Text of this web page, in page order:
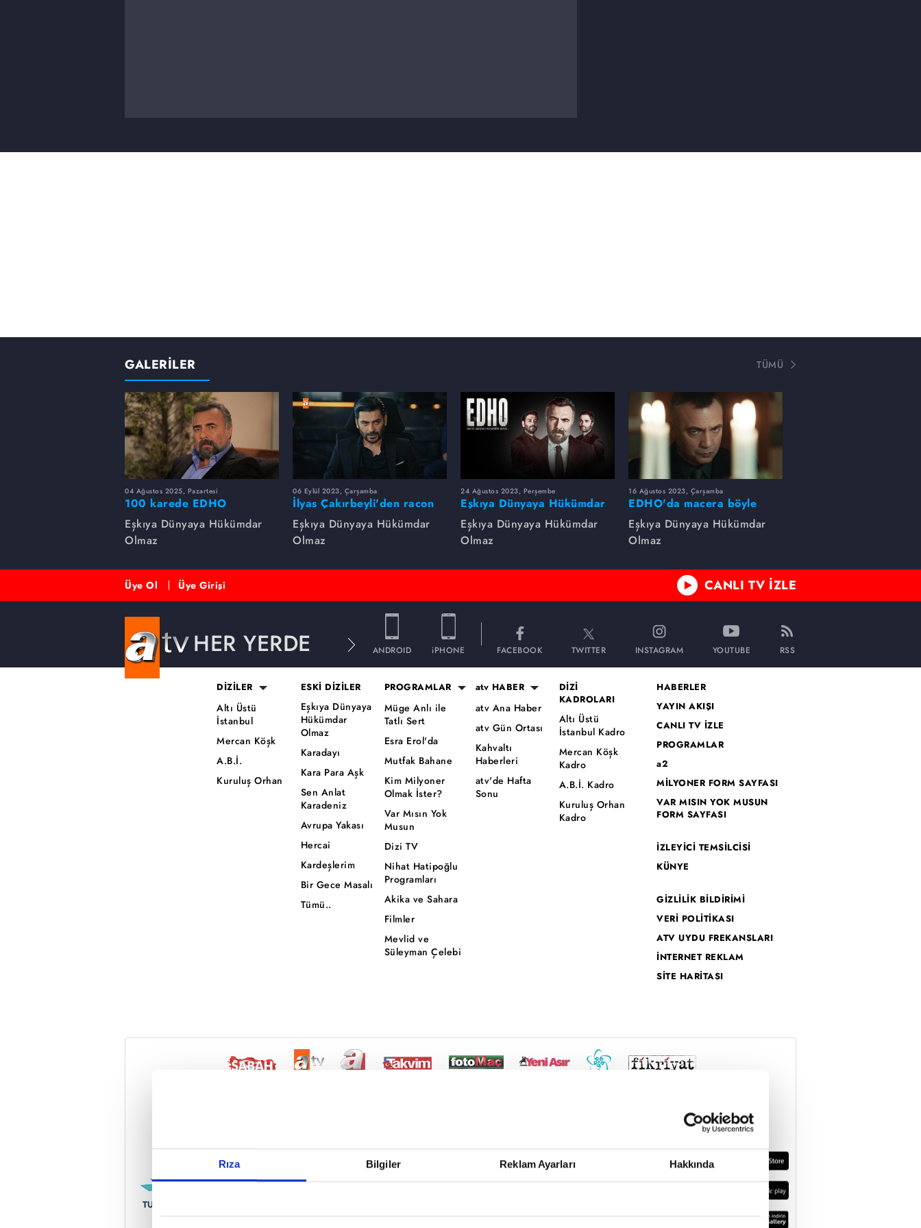
Rıza Bilgiler Reklam Ayarları Hakkında
Reddet
GALERİLER TÜMÜ
04 Ağustos 2025, Pazartesi
100 karede EDHO
Eşkıya Dünyaya Hükümdar
Olmaz
06 Eylül 2023, Çarşamba
İlyas Çakırbeyli'den racon
dersleri!
Eşkıya Dünyaya Hükümdar
Olmaz
24 Ağustos 2023, Perşembe
Eşkıya Dünyaya Hükümdar
Olmaz dizsinin en çok
izlenen sahneleri
Eşkıya Dünyaya Hükümdar
Olmaz
16 Ağustos 2023, Çarşamba
EDHO'da macera böyle
başlamıştı...
Eşkıya Dünyaya Hükümdar
Olmaz
Üye Ol Üye Girişi CANLI TV İZLE
HER YERDE ANDROID iPHONE FACEBOOK TWITTER INSTAGRAM YOUTUBE RSS
DİZİLER
Altı Üstü
İstanbul
Mercan Köşk
A.B.İ.
Kuruluş Orhan
ESKİ DİZİLER
Eşkıya Dünyaya
Hükümdar
Olmaz
Karadayı
Kara Para Aşk
Sen Anlat
Karadeniz
Avrupa Yakası
Hercai
Kardeşlerim
Bir Gece Masalı
Tümü..
PROGRAMLAR
Müge Anlı ile
Tatlı Sert
Esra Erol'da
Mutfak Bahane
Kim Milyoner
Olmak İster?
Var Mısın Yok
Musun
Dizi TV
Nihat Hatipoğlu
Programları
Akika ve Sahara
Filmler
Mevlid ve
Süleyman Çelebi
atv HABER
atv Ana Haber
atv Gün Ortası
Kahvaltı
Haberleri
atv'de Hafta
Sonu
DİZİ
KADROLARI
Altı Üstü
İstanbul Kadro
Mercan Köşk
Kadro
A.B.İ. Kadro
Kuruluş Orhan
Kadro
HABERLER
YAYIN AKIŞI
CANLI TV İZLE
PROGRAMLAR
a2
MİLYONER FORM SAYFASI
VAR MISIN YOK MUSUN
FORM SAYFASI
İZLEYİCİ TEMSİLCİSİ
KÜNYE
GİZLİLİK BİLDİRİMİ
VERİ POLİTİKASI
ATV UYDU FREKANSLARI
İNTERNET REKLAM
SİTE HARİTASI